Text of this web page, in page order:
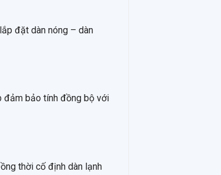
đặt dàn nóng – dàn
đảm bảo tính đồng bộ với
thời cố định dàn lạnh